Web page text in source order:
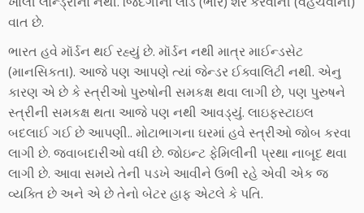
વાત છે.
ભારત હવે મૉર્ડન થઈ રહ્યું છે. મૉર્ડન નથી માત્ર માઈન્ડસેટ
(માનસિકતા). આજે પણ આપણે ત્યાં જેન્ડર ઈક્વાલિટી નથી. એનુ
કારણ એ છે કે સ્ત્રીઓ પુરુષોની સમકક્ષ થવા લાગી છે, પણ પુરુષને
સ્ત્રીની સમકક્ષ થતા આજે પણ નથી આવડ્યુંં. લાઇફસ્ટાઇલ
બદલાઈ ગઈ છે આપણી.. મોટાભાગના ઘરમાં હવે સ્ત્રીઓ જોબ કરવા
લાગી છે. જવાબદારીઓ વધી છે. જોઇન્ટ ફેમિલીની પ્રથા નાબૂદ થવા
લાગી છે. આવા સમયે તેની પડખે આવીને ઉભી રહે એવી એક જ
વ્યક્તિ છે અને એ છે તેનો બેટર હાફ એટલે કે પતિ.